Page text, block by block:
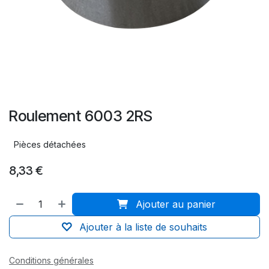
Roulement 6003 2RS
Pièces détachées
8,33 €
Ajouter au panier
Ajouter à la liste de souhaits
Conditions générales